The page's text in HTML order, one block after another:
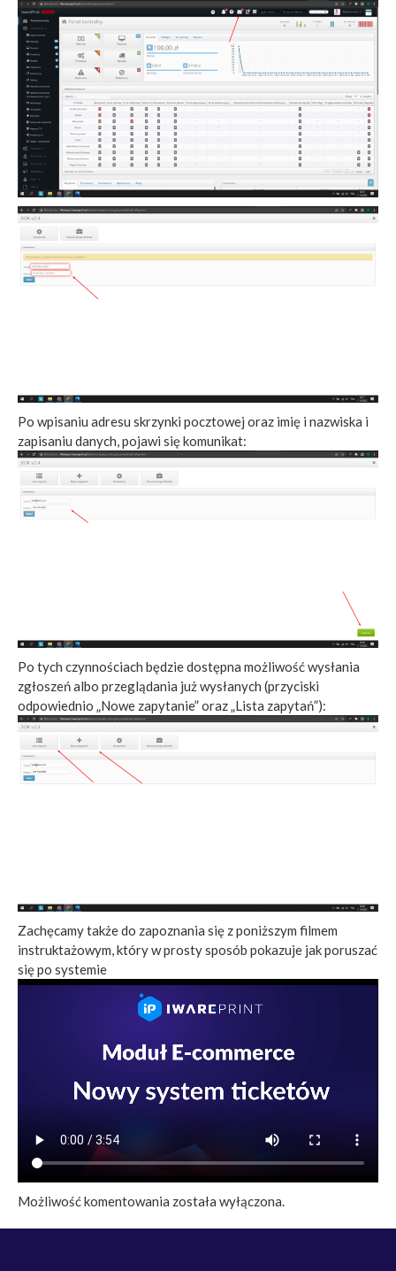
Po wpisaniu adresu skrzynki pocztowej oraz imię i nazwiska i
zapisaniu danych, pojawi się komunikat:
Po tych czynnościach będzie dostępna możliwość wysłania
zgłoszeń albo przeglądania już wysłanych (przyciski
odpowiednio „Nowe zapytanie” oraz „Lista zapytań”):
Zachęcamy także do zapoznania się z poniższym filmem
instruktażowym, który w prosty sposób pokazuje jak poruszać
się po systemie
Możliwość komentowania została wyłączona.